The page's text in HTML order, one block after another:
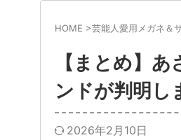
HOME >芸能人愛用メガネ＆
【まとめ】
ンドが判明し
2026年2月10日